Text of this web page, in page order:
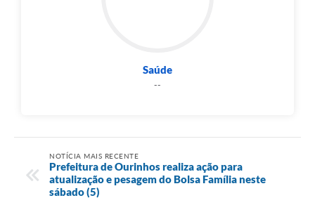
Saúde
--
NOTÍCIA MAIS RECENTE
Prefeitura de Ourinhos realiza ação para
atualização e pesagem do Bolsa Família neste
sábado (5)